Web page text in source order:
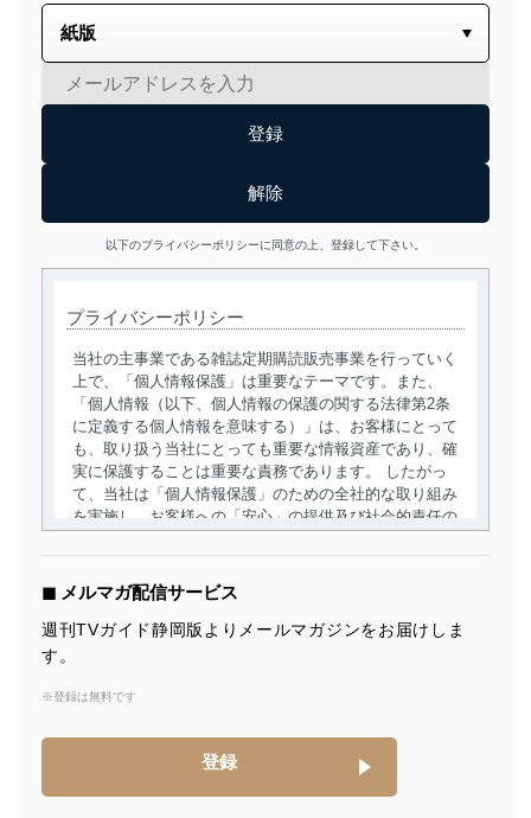
以下のプライバシーポリシーに同意の上、登録して下さい。
プライバシーポリシー
当社の主事業である雑誌定期購読販売事業を行っていく
上で、「個人情報保護」は重要なテーマです。また、
「個人情報（以下、個人情報の保護の関する法律第2条
に定義する個人情報を意味する）」は、お客様にとって
も、取り扱う当社にとっても重要な情報資産であり、確
実に保護することは重要な責務であります。 したがっ
て、当社は「個人情報保護」のための全社的な取り組み
を実施し、お客様への「安心」の提供及び社会的責任の
個人情報の取得・利用・提供について
当社は、個人情報の取得・利用・提供に際して、その利
得・利用・提供を行います。また、当社が保有している
供・開示は行いません。当社においてはこれらの取り組
みを確実にするため、従業者等の教育を徹底してまいり
◼︎ メルマガ配信サービス
週刊TVガイド静岡版よりメールマガジンをお届けしま
す。
※登録は無料です
登録